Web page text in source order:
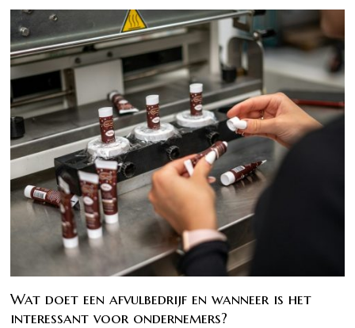
Wat doet een afvulbedrijf en wanneer is het
interessant voor ondernemers?